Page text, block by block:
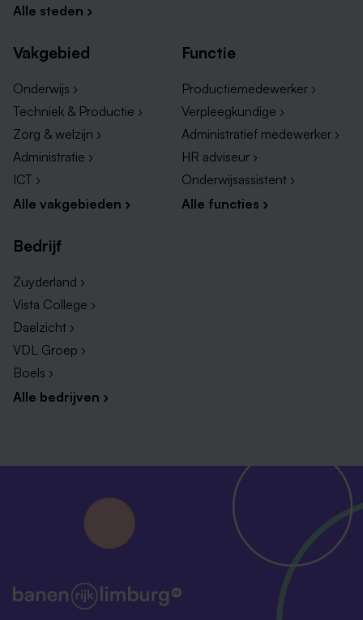
Alle steden ›
Vakgebied
Onderwijs ›
Techniek & Productie ›
Zorg & welzijn ›
Administratie ›
ICT ›
Alle vakgebieden ›
Functie
Productiemedewerker ›
Verpleegkundige ›
Administratief medewerker ›
HR adviseur ›
Onderwijsassistent ›
Alle functies ›
Bedrijf
Zuyderland ›
Vista College ›
Daelzicht ›
VDL Groep ›
Boels ›
Alle bedrijven ›